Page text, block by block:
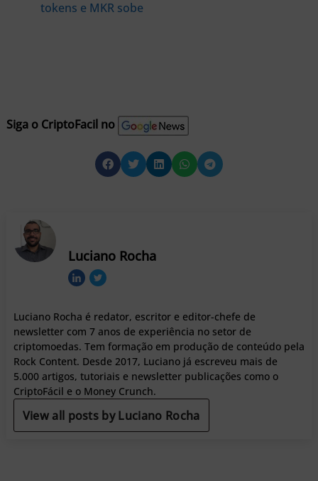
tokens e MKR sobe
Siga o CriptoFacil no
Luciano Rocha
Luciano Rocha é redator, escritor e editor-chefe de
newsletter com 7 anos de experiência no setor de
criptomoedas. Tem formação em produção de conteúdo pela
Rock Content. Desde 2017, Luciano já escreveu mais de
5.000 artigos, tutoriais e newsletter publicações como o
CriptoFácil e o Money Crunch.
View all posts by Luciano Rocha